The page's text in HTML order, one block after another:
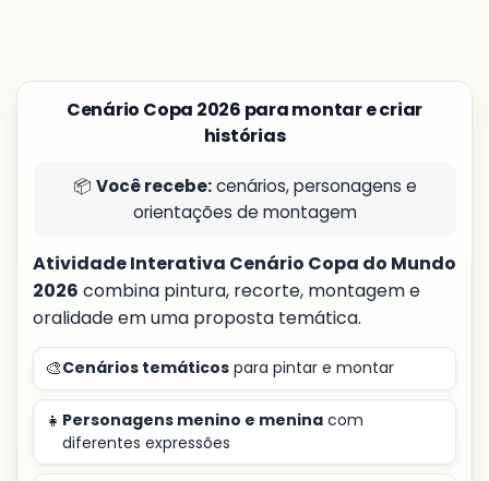
Cenário Copa 2026 para montar e criar
histórias
📦 Você recebe:cenários, personagens e
orientações de montagem
Atividade Interativa Cenário Copa do Mundo
2026 combina pintura, recorte, montagem e
oralidade em uma proposta temática.
🎨Cenários temáticos para pintar e montar
👧 Personagens menino e menina com
diferentes expressões